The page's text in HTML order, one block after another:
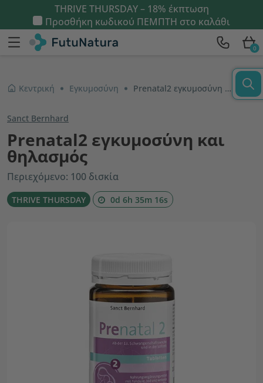
THRIVE THURSDAY – 18% έκπτωση
Προσθήκη κωδικού ΠΕΜΠΤΗ στο καλάθι
0
Κεντρική Εγκυμοσύνη Prenatal2 εγκυμοσύνη και θηλασμός
Sanct Bernhard
Prenatal2 εγκυμοσύνη και
θηλασμός
Περιεχόμενο: 100 δισκία
THRIVE THURSDAY 0d 6h 35m 15s